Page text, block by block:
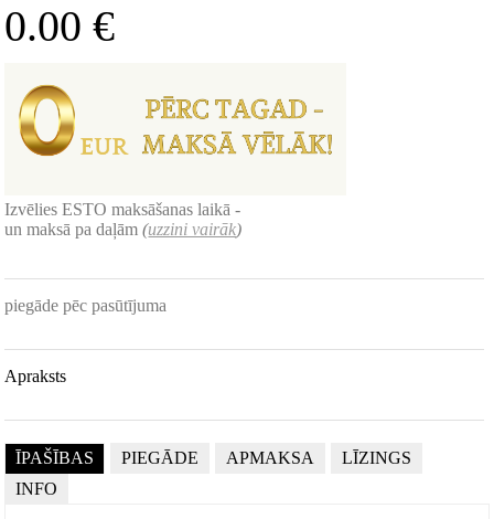
0.00€
Izvēlies ESTO maksāšanas laikā -
un maksā pa daļām(uzzini vairāk)
piegāde pēc pasūtījuma
Apraksts
ĪPAŠĪBAS PIEGĀDE APMAKSA
LĪZINGS
INFO